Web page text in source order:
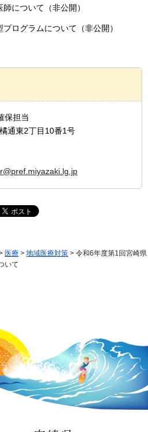
について（非公開）
プログラムについて（非公開）
保担当
通東2丁目10番1号
医療 > 地域医療対策 > 令和6年度第1回宮崎県
いて